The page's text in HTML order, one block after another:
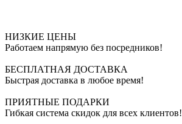
НИЗКИЕ ЦЕНЫ
Работаем напрямую без посредников!
БЕСПЛАТНАЯ ДОСТАВКА
Быстрая доставка в любое время!
ПРИЯТНЫЕ ПОДАРКИ
Гибкая система скидок для всех клиентов!